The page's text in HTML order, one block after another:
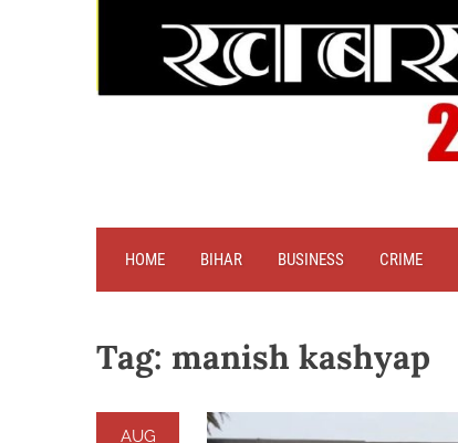
HOME BIHAR BUSINESS CRIME
Tag: manish kashyap
AUG